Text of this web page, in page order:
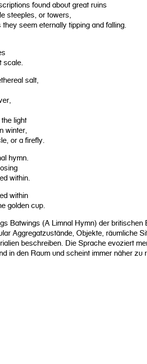
found about great ruins
steeples, or towers,
seem eternally tipping and falling.
scale.
salt,
light
winter,
or a firefly.
hymn.
within.
within
golden cup.
Batwings (A Limnal Hymn) der britischen
Aggregatzustände, Objekte, räumliche
beschreiben. Die Sprache evoziert
in den Raum und scheint immer näher zu